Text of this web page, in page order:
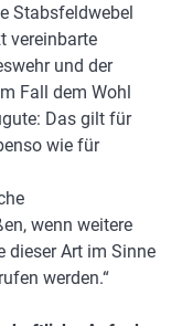
Stabsfeldwebel
vereinbarte
und der
Fall dem Wohl
Das gilt für
wie für
wenn weitere
dieser Art im Sinne
werden.“